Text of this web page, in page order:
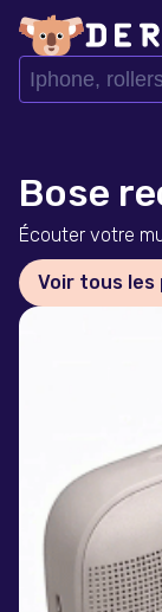
Bose
Écouter votre
Voir tous